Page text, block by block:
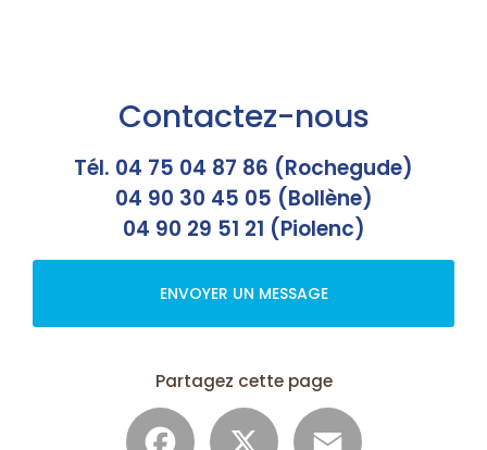
Contactez-nous
Tél. 04 75 04 87 86 (Rochegude)
04 90 30 45 05 (Bollène)
04 90 29 51 21 (Piolenc)
ENVOYER UN MESSAGE
Partagez cette page
Facebook